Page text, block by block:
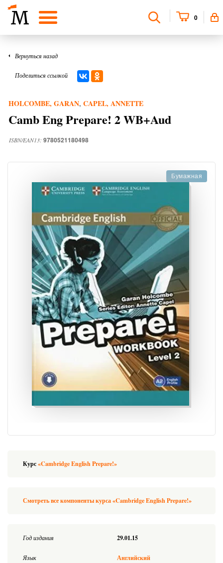
0
Вернуться назад
Поделиться ссылкой
HOLCOMBE, GARAN, CAPEL, ANNETTE
Camb Eng Prepare! 2 WB+Aud
ISBN/EAN13: 9780521180498
Бумажная
Курс«Cambridge English Prepare!»
Смотреть все компоненты курса «Cambridge English Prepare!»
Год издания 29.01.15
Язык Английский